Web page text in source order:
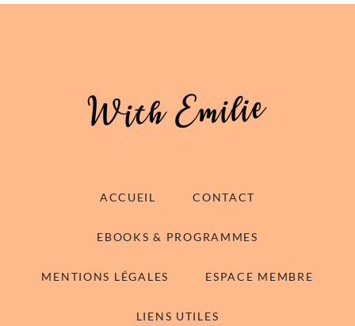
ACCUEIL CONTACT
EBOOKS & PROGRAMMES
MENTIONS LÉGALES ESPACE MEMBRE
LIENS UTILES